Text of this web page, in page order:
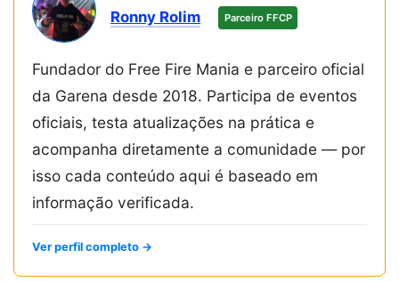
Ronny Rolim Parceiro FFCP
Fundador do Free Fire Mania e parceiro oficial
da Garena desde 2018. Participa de eventos
oficiais, testa atualizações na prática e
acompanha diretamente a comunidade — por
isso cada conteúdo aqui é baseado em
informação verificada.
Ver perfil completo →